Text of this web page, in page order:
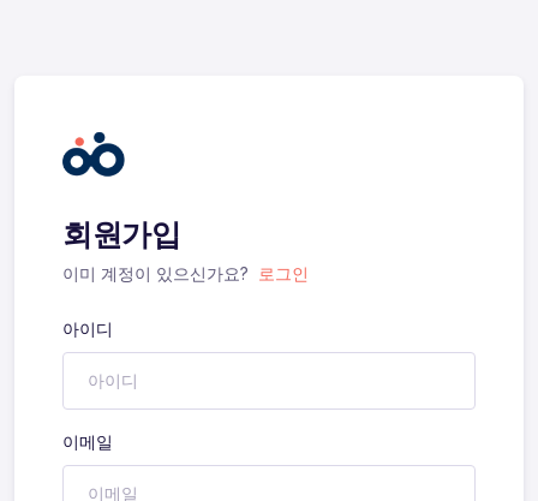
회원가입
이미 계정이 있으신가요? 로그인
아이디
이메일